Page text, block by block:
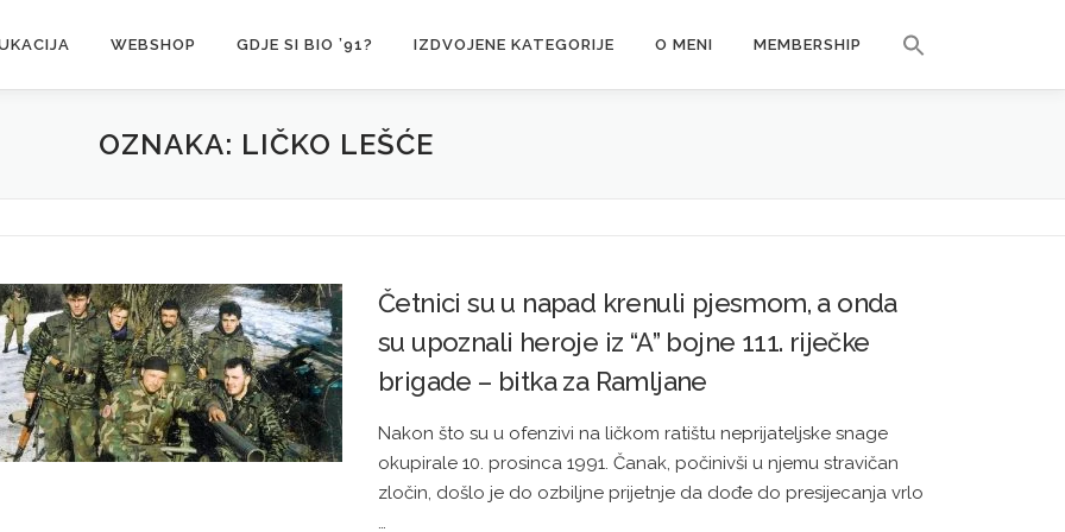
WEBSHOP GDJE SI BIO ’91? IZDVOJENE KATEGORIJE O MENI MEMBERSHIP
OZNAKA: LIČKO LEŠĆE
Četnici su u napad krenuli pjesmom, a onda
su upoznali heroje iz “A” bojne 111. riječke
brigade – bitka za Ramljane
Nakon što su u ofenzivi na ličkom ratištu neprijateljske snage
okupirale 10. prosinca 1991. Čanak, počinivši u njemu stravičan
zločin, došlo je do ozbiljne prijetnje da dođe do presijecanja vrlo
…